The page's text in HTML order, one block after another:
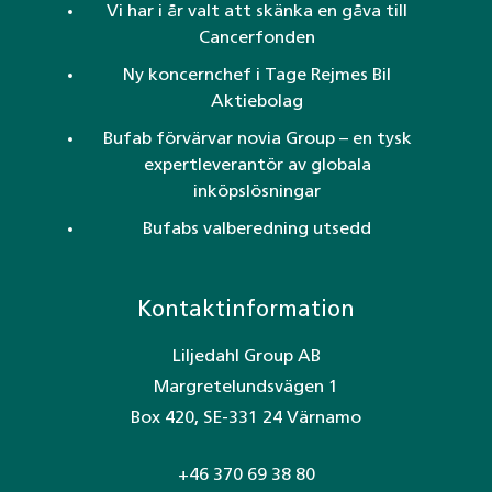
Vi har i år valt att skänka en gåva till
Cancerfonden
Ny koncernchef i Tage Rejmes Bil
Aktiebolag
Bufab förvärvar novia Group – en tysk
expertleverantör av globala
inköpslösningar
Bufabs valberedning utsedd
Kontaktinformation
Liljedahl Group AB
Margretelundsvägen 1
Box 420, SE-331 24 Värnamo
+46 370 69 38 80